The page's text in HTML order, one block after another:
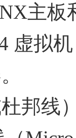
主
虚拟
邦线